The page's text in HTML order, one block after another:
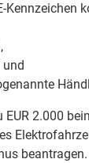
Kennzeichen
EUR 2.000
beantragen.